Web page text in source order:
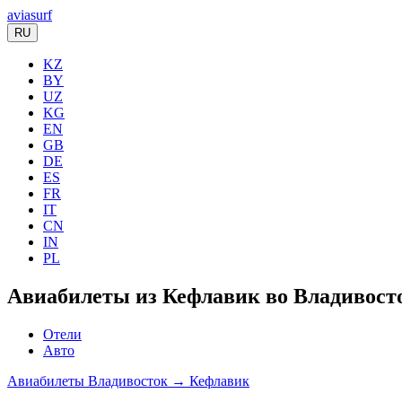
aviasurf
RU
KZ
BY
UZ
KG
EN
GB
DE
ES
FR
IT
CN
IN
PL
Авиабилеты из Кефлавик во
Отели
Авто
Авиабилеты Владивосток → Кефлавик